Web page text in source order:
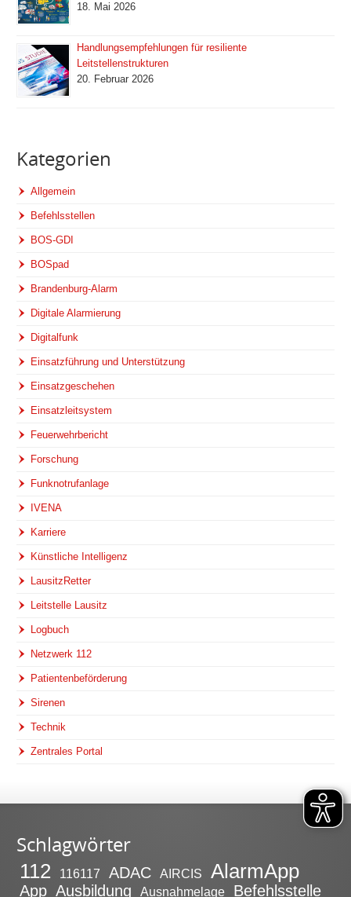
18. Mai 2026
Handlungsempfehlungen für resiliente
Leitstellenstrukturen
20. Februar 2026
Kategorien
Allgemein
Befehlsstellen
BOS-GDI
BOSpad
Brandenburg-Alarm
Digitale Alarmierung
Digitalfunk
Einsatzführung und Unterstützung
Einsatzgeschehen
Einsatzleitsystem
Feuerwehrbericht
Forschung
Funknotrufanlage
IVENA
Karriere
Künstliche Intelligenz
LausitzRetter
Leitstelle Lausitz
Logbuch
Netzwerk 112
Patientenbeförderung
Sirenen
Technik
Zentrales Portal
Schlagwörter
112 116117 ADAC AIRCIS AlarmApp
App Ausbildung Ausnahmelage Befehlsstelle